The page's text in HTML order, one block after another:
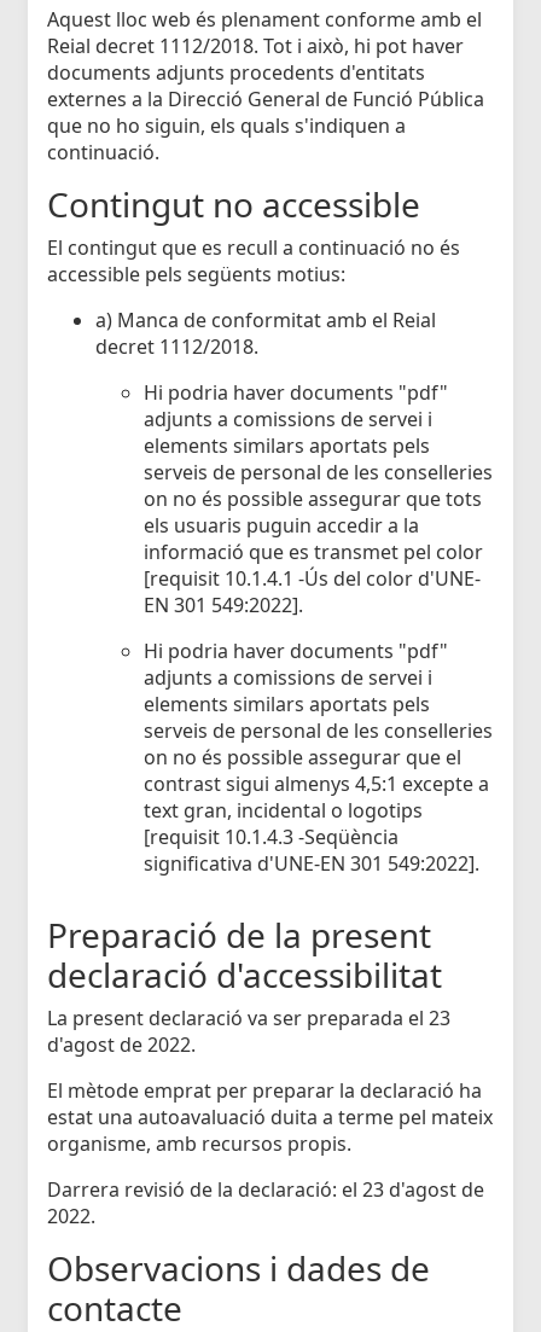
Aquest lloc web és plenament conforme amb el
Reial decret 1112/2018. Tot i això, hi pot haver
documents adjunts procedents d'entitats
externes a la Direcció General de Funció Pública
que no ho siguin, els quals s'indiquen a
continuació.
Contingut no accessible
El contingut que es recull a continuació no és
accessible pels següents motius:
a) Manca de conformitat amb el Reial
decret 1112/2018.
Hi podria haver documents "pdf"
adjunts a comissions de servei i
elements similars aportats pels
serveis de personal de les conselleries
on no és possible assegurar que tots
els usuaris puguin accedir a la
informació que es transmet pel color
[requisit 10.1.4.1 -Ús del color d'UNE-
EN 301 549:2022].
Hi podria haver documents "pdf"
adjunts a comissions de servei i
elements similars aportats pels
serveis de personal de les conselleries
on no és possible assegurar que el
contrast sigui almenys 4,5:1 excepte a
text gran, incidental o logotips
[requisit 10.1.4.3 -Seqüència
significativa d'UNE-EN 301 549:2022].
Preparació de la present
declaració d'accessibilitat
La present declaració va ser preparada el 23
d'agost de 2022.
El mètode emprat per preparar la declaració ha
estat una autoavaluació duita a terme pel mateix
organisme, amb recursos propis.
Darrera revisió de la declaració: el 23 d'agost de
2022.
Observacions i dades de
contacte